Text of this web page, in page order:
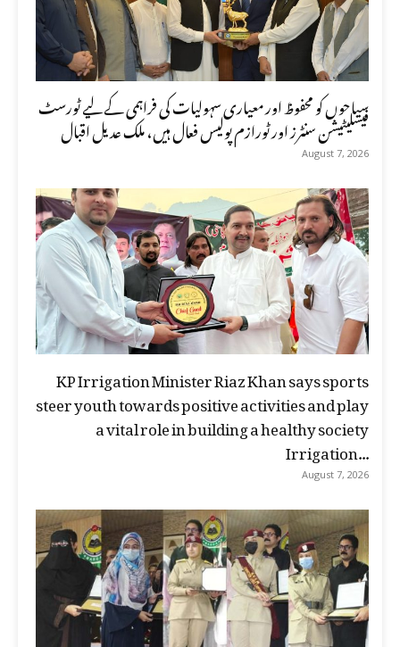
سیاحوں کو محفوظ اور معیاری سہولیات کی فراہمی کے لیے ٹورسٹ
فیسلیٹیشن سنٹرز اور ٹورازم پولیس فعال ہیں، ملک عدیل اقبال
August 7, 2026
KP Irrigation Minister Riaz Khan says sports
steer youth towards positive activities and play
a vital role in building a healthy society
Irrigation...
August 7, 2026